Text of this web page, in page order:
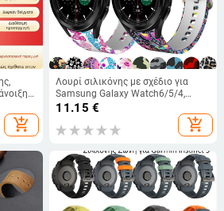
add_shopping_cart
Λουρί σιλικόνης με σχέδιο για
Samsung Galaxy Watch6/5/4,
συμβατό με Watch4 Classic
11.15 €
add_shopping_cart